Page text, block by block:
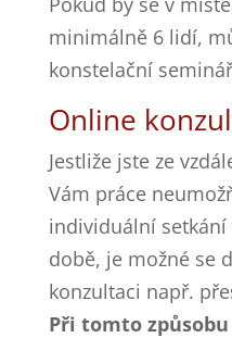
minimálně 6 lidí,
konstelační
Online
Jestliže jste ze
Vám práce
individuální setkání
době, je možné se
konzultaci např.
Při tomto